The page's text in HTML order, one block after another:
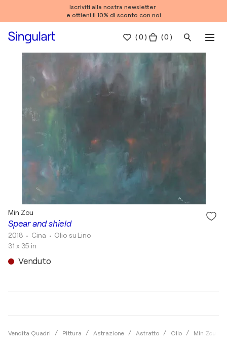
Iscriviti alla nostra newsletter
e ottieni il 10% di sconto con noi
(0 ) ( 0 )
Vendita Quadri Pittura Astrazione Astratto Olio Min Zou
Spear and shield
Min Zou
2018 • Cina • Olio su Lino
31 x 35 in
Venduto